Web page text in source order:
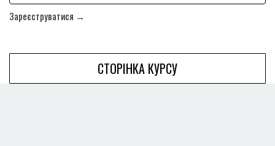
Зареєструватися →
СТОРІНКА КУРСУ